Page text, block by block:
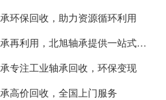
环保回收，助力资源循环利用
TIMKEN轴承回收 | 废旧轴承再利用，北旭轴承提供一站式解决方案
专注工业轴承回收，环保变现
高价回收，全国上门服务